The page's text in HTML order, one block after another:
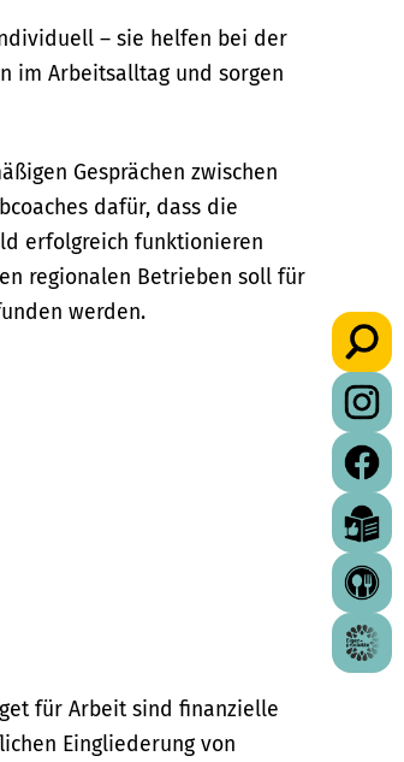
– sie helfen bei der
im Arbeitsalltag und sorgen
Gesprächen zwischen
dafür, dass die
erfolgreich funktionieren
regionalen Betrieben soll für
werden.
für Arbeit sind finanzielle
Eingliederung von